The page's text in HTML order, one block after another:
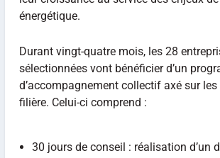
énergétique.
Durant vingt-quatre mois, les 28
sélectionnées vont bénéficier d’un
d’accompagnement collectif axé sur les
filière. Celui-ci comprend :
30 jours de conseil : réalisation d’un